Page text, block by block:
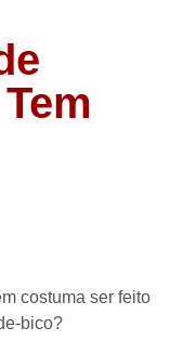
costuma ser feito
bico?